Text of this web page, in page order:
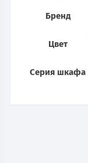
Бренд
Цвет
Серия шкафа